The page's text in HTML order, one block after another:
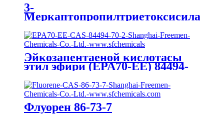
3-
Меркаптопропилтриетоксисилан
14814-09-6
Эйкозапентаеной кислотасы
этил эфири (EPA70-EE) 84494-
Флуорен 86-73-7